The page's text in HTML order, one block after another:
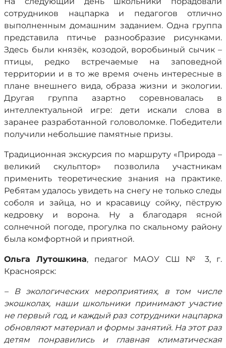
сотрудников нацпарка и педагогов отлично
выполненным домашним заданием. Одна группа
представила птичье разнообразие рисунками.
Здесь были князёк, козодой, воробьиный сычик –
птицы, редко встречаемые на заповедной
территории и в то же время очень интересные в
плане внешнего вида, образа жизни и экологии.
Другая группа азартно соревновалась в
интеллектуальной игре: дети искали слова в
заранее разработанной головоломке. Победители
получили небольшие памятные призы.
Традиционная экскурсия по маршруту «Природа –
великий скульптор» позволила участникам
применить теоретические знания на практике.
Ребятам удалось увидеть на снегу не только следы
соболя и зайца, но и красавицу сойку, пёструю
кедровку и ворона. Ну а благодаря ясной
солнечной погоде, прогулка по скальному району
была комфортной и приятной.
Ольга Лутошкина, педагог МАОУ СШ № 3, г.
Красноярск:
– В экологических мероприятиях, в том числе
экошколах, наши школьники принимают участие
не первый год, и каждый раз сотрудники нацпарка
обновляют материал и формы занятий. На этот раз
детям понравились и главная климатическая